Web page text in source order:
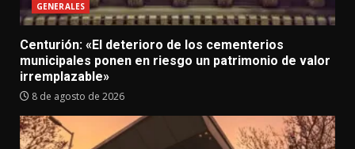
GENERALES
Centurión: «El deterioro de los cementerios
municipales ponen en riesgo un patrimonio de valor
irremplazable»
8 de agosto de 2026